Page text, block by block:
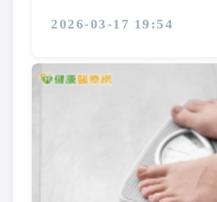
2026-03-17 19:54